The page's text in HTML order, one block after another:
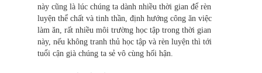
này cũng là lúc chúng ta dành nhiều thời gian để rèn
luyện thể chất và tinh thần, định hướng công ăn việc
làm ăn, rất nhiều môi trường học tập trong thời gian
này, nếu không tranh thủ học tập và rèn luyện thì tới
tuổi cận già chúng ta sẻ vô cùng hối hận.